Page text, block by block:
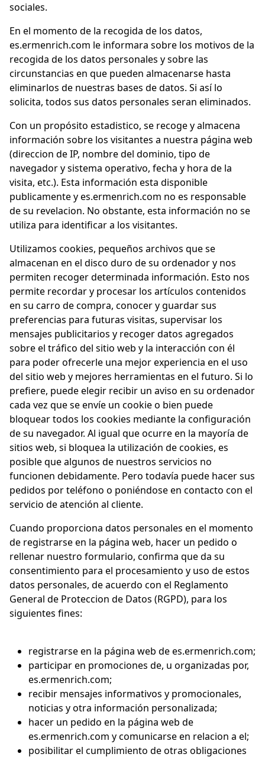
sociales.
En el momento de la recogida de los datos,
es.ermenrich.com le informara sobre los motivos de la
recogida de los datos personales y sobre las
circunstancias en que pueden almacenarse hasta
eliminarlos de nuestras bases de datos. Si así lo
solicita, todos sus datos personales seran eliminados.
Con un propósito estadistico, se recoge y almacena
información sobre los visitantes a nuestra página web
(direccion de IP, nombre del dominio, tipo de
navegador y sistema operativo, fecha y hora de la
visita, etc.). Esta información esta disponible
publicamente y es.ermenrich.com no es responsable
de su revelacion. No obstante, esta información no se
utiliza para identificar a los visitantes.
Utilizamos cookies, pequeños archivos que se
almacenan en el disco duro de su ordenador y nos
permiten recoger determinada información. Esto nos
permite recordar y procesar los artículos contenidos
en su carro de compra, conocer y guardar sus
preferencias para futuras visitas, supervisar los
mensajes publicitarios y recoger datos agregados
sobre el tráfico del sitio web y la interacción con él
para poder ofrecerle una mejor experiencia en el uso
del sitio web y mejores herramientas en el futuro. Si lo
prefiere, puede elegir recibir un aviso en su ordenador
cada vez que se envíe un cookie o bien puede
bloquear todos los cookies mediante la configuración
de su navegador. Al igual que ocurre en la mayoría de
sitios web, si bloquea la utilización de cookies, es
posible que algunos de nuestros servicios no
funcionen debidamente. Pero todavía puede hacer sus
pedidos por teléfono o poniéndose en contacto con el
servicio de atención al cliente.
Cuando proporciona datos personales en el momento
de registrarse en la página web, hacer un pedido o
rellenar nuestro formulario, confirma que da su
consentimiento para el procesamiento y uso de estos
datos personales, de acuerdo con el Reglamento
General de Proteccion de Datos (RGPD), para los
siguientes fines:
registrarse en la página web de es.ermenrich.com;
participar en promociones de, u organizadas por,
es.ermenrich.com;
recibir mensajes informativos y promocionales,
noticias y otra información personalizada;
hacer un pedido en la página web de
es.ermenrich.com y comunicarse en relacion a el;
posibilitar el cumplimiento de otras obligaciones